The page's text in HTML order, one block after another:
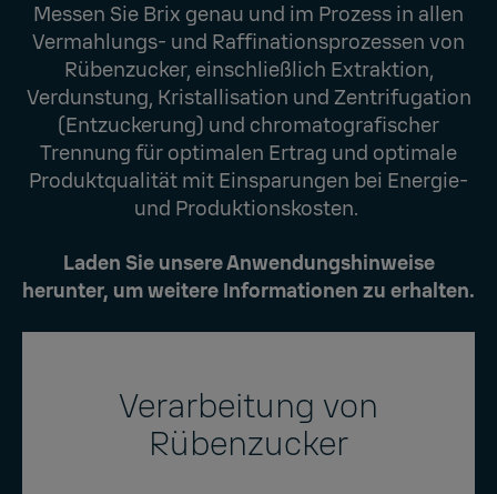
Messen Sie Brix genau und im Prozess in allen
Vermahlungs- und Raffinationsprozessen von
Rübenzucker, einschließlich Extraktion,
Verdunstung, Kristallisation und Zentrifugation
(Entzuckerung) und chromatografischer
Trennung für optimalen Ertrag und optimale
Produktqualität mit Einsparungen bei Energie-
und Produktionskosten.
Laden Sie unsere Anwendungshinweise
herunter, um weitere Informationen zu erhalten.
Verarbeitung von
Rübenzucker